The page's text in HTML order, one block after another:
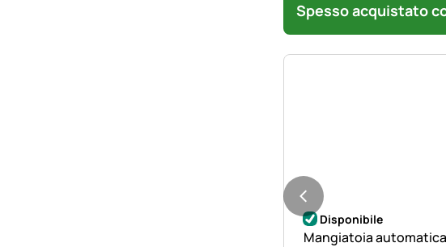
Spesso acquistato
Disponibile
Mangiatoia